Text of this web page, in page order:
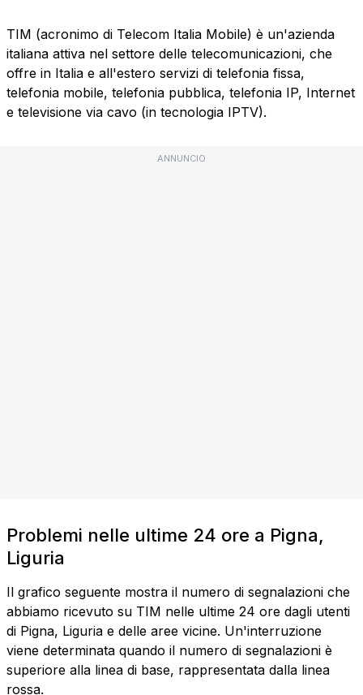
TIM (acronimo di Telecom Italia Mobile) è un'azienda
italiana attiva nel settore delle telecomunicazioni, che
offre in Italia e all'estero servizi di telefonia fissa,
telefonia mobile, telefonia pubblica, telefonia IP, Internet
e televisione via cavo (in tecnologia IPTV).
ANNUNCIO
Problemi nelle ultime 24 ore a Pigna,
Liguria
Il grafico seguente mostra il numero di segnalazioni che
abbiamo ricevuto su TIM nelle ultime 24 ore dagli utenti
di Pigna, Liguria e delle aree vicine. Un'interruzione
viene determinata quando il numero di segnalazioni è
superiore alla linea di base, rappresentata dalla linea
rossa.